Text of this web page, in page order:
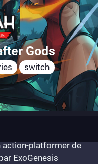
Gods
switch
action-platformer de
ExoGenesis